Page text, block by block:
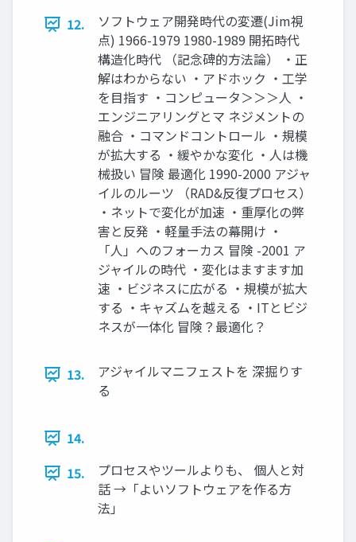
12.
ソフトウェア開発時代の変遷(Jim視
点) 1966-1979 1980-1989 開拓時代
構造化時代 （記念碑的方法論） ・正
解はわからない ・アドホック ・工学
を目指す ・コンピュータ＞＞＞人 ・
エンジニアリングとマ ネジメントの
融合 ・コマンドコントロール ・規模
が拡大する ・緩やかな変化 ・人は機
械扱い 冒険 最適化 1990-2000 アジャ
イルのルーツ （RAD&反復プロセス）
・ネットで変化が加速 ・重厚化の弊
害と反発 ・軽量手法の幕開け ・
「人」へのフォーカス 冒険 -2001 ア
ジャイルの時代 ・変化はますます加
速 ・ビジネスに広がる ・規模が拡大
する ・キャズムを越える ・ITとビジ
ネスが一体化 冒険？最適化？
13.
アジャイルマニフェストを 深掘りす
る
14.
15.
プロセスやツールよりも、 個人と対
話 →「よいソフトウェアを作る方
法」